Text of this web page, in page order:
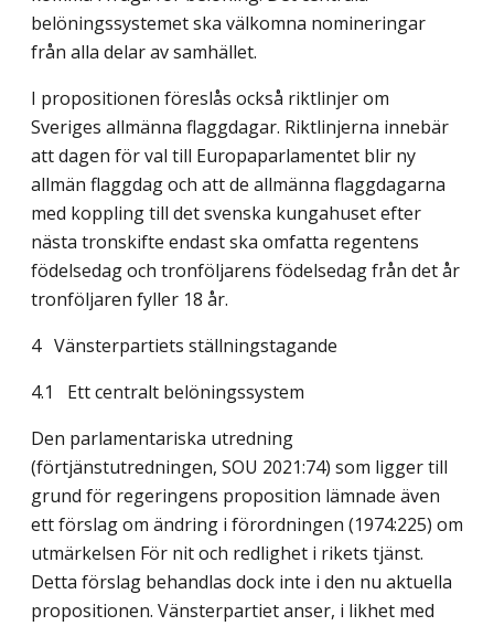
belöningssystemet ska välkomna nomineringar
från alla delar av samhället.
I propositionen föreslås också riktlinjer om
Sveriges allmänna flaggdagar. Riktlinjer­na innebär
att dagen för val till Europaparlamentet blir ny
allmän flaggdag och att de allmänna flaggdagarna
med koppling till det svenska kungahuset efter
nästa tronskifte endast ska omfatta regentens
födelsedag och tronföljarens födelsedag från det år
tron­följaren fyller 18 år.
4 Vänsterpartiets ställningstagande
4.1 Ett centralt belöningssystem
Den parlamentariska utredning
(förtjänstutredningen, SOU 2021:74) som ligger till
grund för regeringens proposition lämnade även
ett förslag om ändring i förordningen (1974:225) om
utmärkelsen För nit och redlighet i rikets tjänst.
Detta förslag behandlas dock inte i den nu aktuella
propositionen. Vänsterpartiet anser, i likhet med